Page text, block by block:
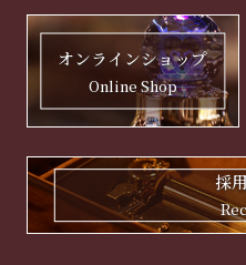
オンラインショップ
Online Shop
採